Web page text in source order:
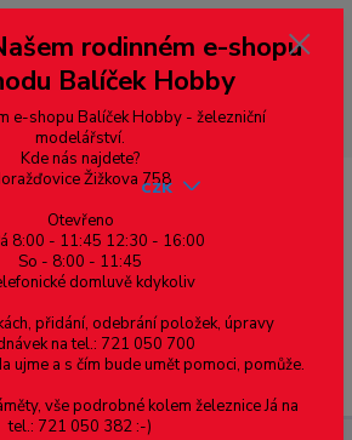
a jiných zemí, pokud chcete platit v eurech
💶 pro přepočet měny - pravý horní roh ---
důvodu zásilku nevyzvednete, bude po
s opětovnou platbou za poštovné, v opačném
účet přidán na blacklist a rušeny následující
objednávky.
Menu
CZK
rodinném e-shopu
Balíček Hobby
e-shopu Balíček Hobby - železniční
modelářství.
Kde nás najdete?
Žižkova 758
Otevřeno
8:00 - 11:45 12:30 - 16:00
So - 8:00 - 11:45
domluvě kdykoliv
přidání, odebrání položek, úpravy
na tel.: 721 050 700
ujme a s čím bude umět pomoci, pomůže.
vše podrobné kolem železnice Já na
tel.: 721 050 382 :-)